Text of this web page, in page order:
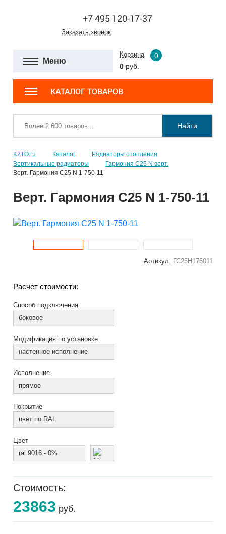
+7 495 120-17-37
Заказать звонок
Меню
Корзина
0
0 руб.
КАТАЛОГ ТОВАРОВ
Найти
KZTO.ru Каталог
Радиаторы отопления
Вертикальные радиаторы
Гармония С25 N верт.
Верт. Гармония С25 N 1-750-11
Верт. Гармония С25 N 1-750-11
Артикул: ГС25Н175011
Расчет стоимости:
Способ подключения
боковое
Модификация по установке
настенное исполнение
Исполнение
прямое
Покрытие
цвет по RAL
Цвет
ral 9016 - 0%
Стоимость:
23863 руб.